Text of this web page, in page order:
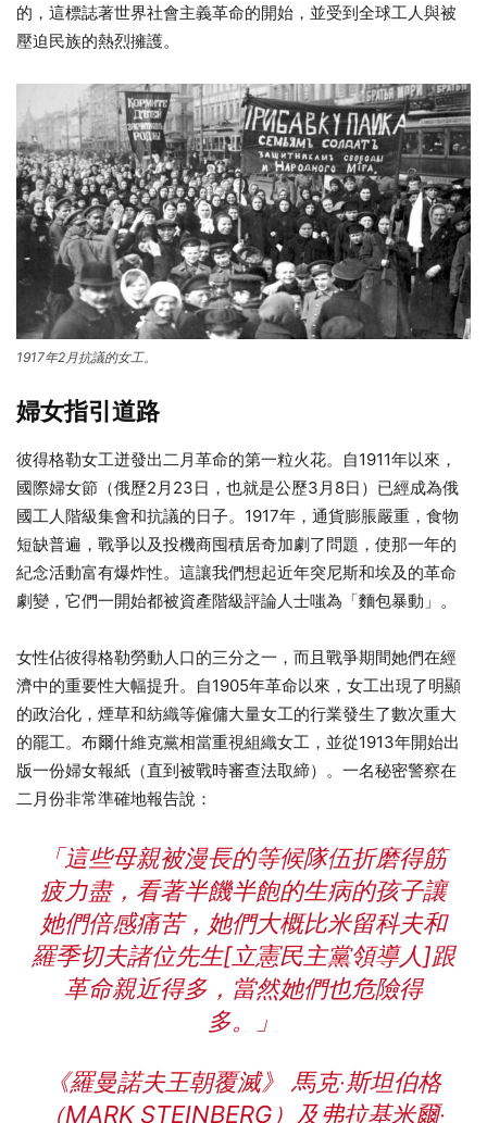
的，這標誌著世界社會主義革命的開始，並受到全球工人與被
壓迫民族的熱烈擁護。
1917年2月抗議的女工。
婦女指引道路
彼得格勒女工迸發出二月革命的第一粒火花。自1911年以來，
國際婦女節（俄歷2月23日，也就是公歷3月8日）已經成為俄
國工人階級集會和抗議的日子。1917年，通貨膨脹嚴重，食物
短缺普遍，戰爭以及投機商囤積居奇加劇了問題，使那一年的
紀念活動富有爆炸性。這讓我們想起近年突尼斯和埃及的革命
劇變，它們一開始都被資產階級評論人士嗤為「麵包暴動」。
女性佔彼得格勒勞動人口的三分之一，而且戰爭期間她們在經
濟中的重要性大幅提升。自1905年革命以來，女工出現了明顯
的政治化，煙草和紡織等僱傭大量女工的行業發生了數次重大
的罷工。布爾什維克黨相當重視組織女工，並從1913年開始出
版一份婦女報紙（直到被戰時審查法取締）。一名秘密警察在
二月份非常準確地報告說：
「這些母親被漫長的等候隊伍折磨得筋
疲力盡，看著半饑半飽的生病的孩子讓
她們倍感痛苦，她們大概比米留科夫和
羅季切夫諸位先生[立憲民主黨領導人]跟
革命親近得多，當然她們也危險得
多。」
《羅曼諾夫王朝覆滅》 馬克‧斯坦伯格
（MARK STEINBERG）及弗拉基米爾‧